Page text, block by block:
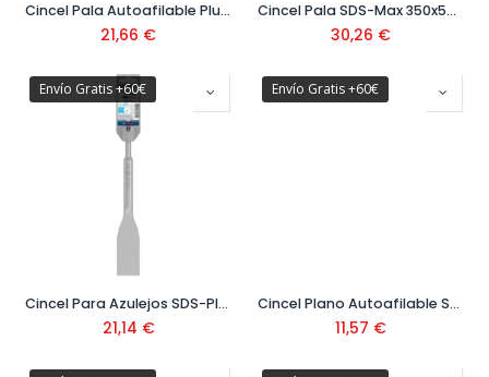
Cincel Pala Autoafilable Plus 250x40
21,66 €
Cincel Pala SDS-Max 350x50 mm
30,26 €
Envío Gratis +60€
Cincel Para Azulejos SDS-Plus 260x40 mm
21,14 €
Envío Gratis +60€
Cincel Plano Autoafilable SDS-Plus
11,57 €